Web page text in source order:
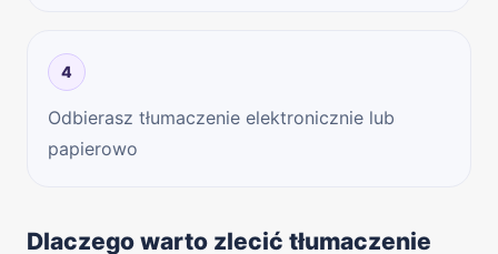
4
Odbierasz tłumaczenie elektronicznie lub
papierowo
Dlaczego warto zlecić tłumaczenie